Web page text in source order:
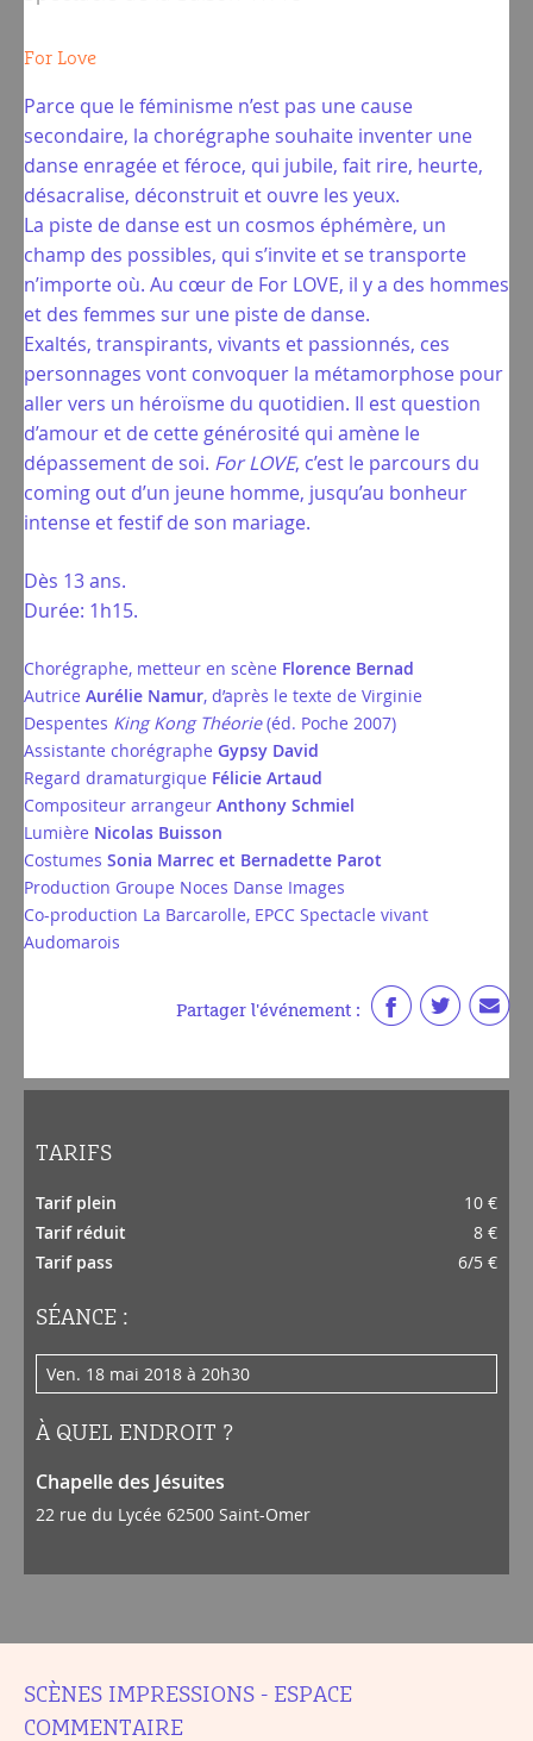
For Love
Parce que le féminisme n’est pas une cause
secondaire, la chorégraphe souhaite inventer une
danse enragée et féroce, qui jubile, fait rire, heurte,
désacralise, déconstruit et ouvre les yeux.
La piste de danse est un cosmos éphémère, un
champ des possibles, qui s’invite et se transporte
n’importe où. Au cœur de For LOVE, il y a des hommes
et des femmes sur une piste de danse.
Exaltés, transpirants, vivants et passionnés, ces
personnages vont convoquer la métamorphose pour
aller vers un héroïsme du quotidien. Il est question
d’amour et de cette générosité qui amène le
dépassement de soi. For LOVE, c’est le parcours du
coming out d’un jeune homme, jusqu’au bonheur
intense et festif de son mariage.
Dès 13 ans.
Durée: 1h15.
Chorégraphe, metteur en scène Florence Bernad
Autrice Aurélie Namur, d’après le texte de Virginie
Despentes King Kong Théorie(éd. Poche 2007)
Assistante chorégraphe Gypsy David
Regard dramaturgique Félicie Artaud
Compositeur arrangeur Anthony Schmiel
Lumière Nicolas Buisson
Costumes Sonia Marrec et Bernadette Parot
Production Groupe Noces Danse Images
Co-production La Barcarolle, EPCC Spectacle vivant
Audomarois
Partager l'événement :
TARIFS
Tarif plein
10 €
Tarif réduit
8 €
Tarif pass
6/5 €
SÉANCE :
ven. 18 mai 2018 à 20h30
À QUEL ENDROIT ?
Chapelle des Jésuites
22 rue du Lycée 62500 Saint-Omer
SCÈNES IMPRESSIONS - ESPACE
COMMENTAIRE